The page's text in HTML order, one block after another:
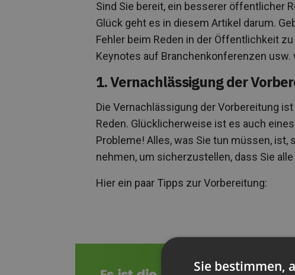
Sind Sie bereit, ein besserer öffentlicher
Glück geht es in diesem Artikel darum.
Fehler beim Reden in der Öffentlichkeit
Keynotes auf Branchenkonferenzen
1. Vernachlässigung der
Die Vernachlässigung der Vorbereitung
Reden. Glücklicherweise ist es auch
Probleme! Alles, was Sie tun müssen, ist,
nehmen, um sicherzustellen, dass Sie
Hier ein paar Tipps zur Vorbereitung:
Sie bestimmen,